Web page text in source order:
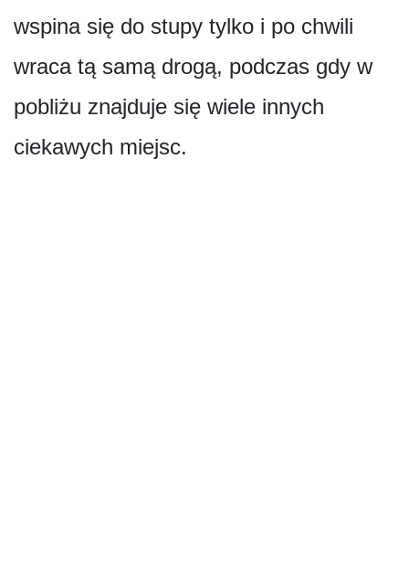
wspina się do stupy tylko i po chwili
wraca tą samą drogą, podczas gdy w
pobliżu znajduje się wiele innych
ciekawych miejsc.